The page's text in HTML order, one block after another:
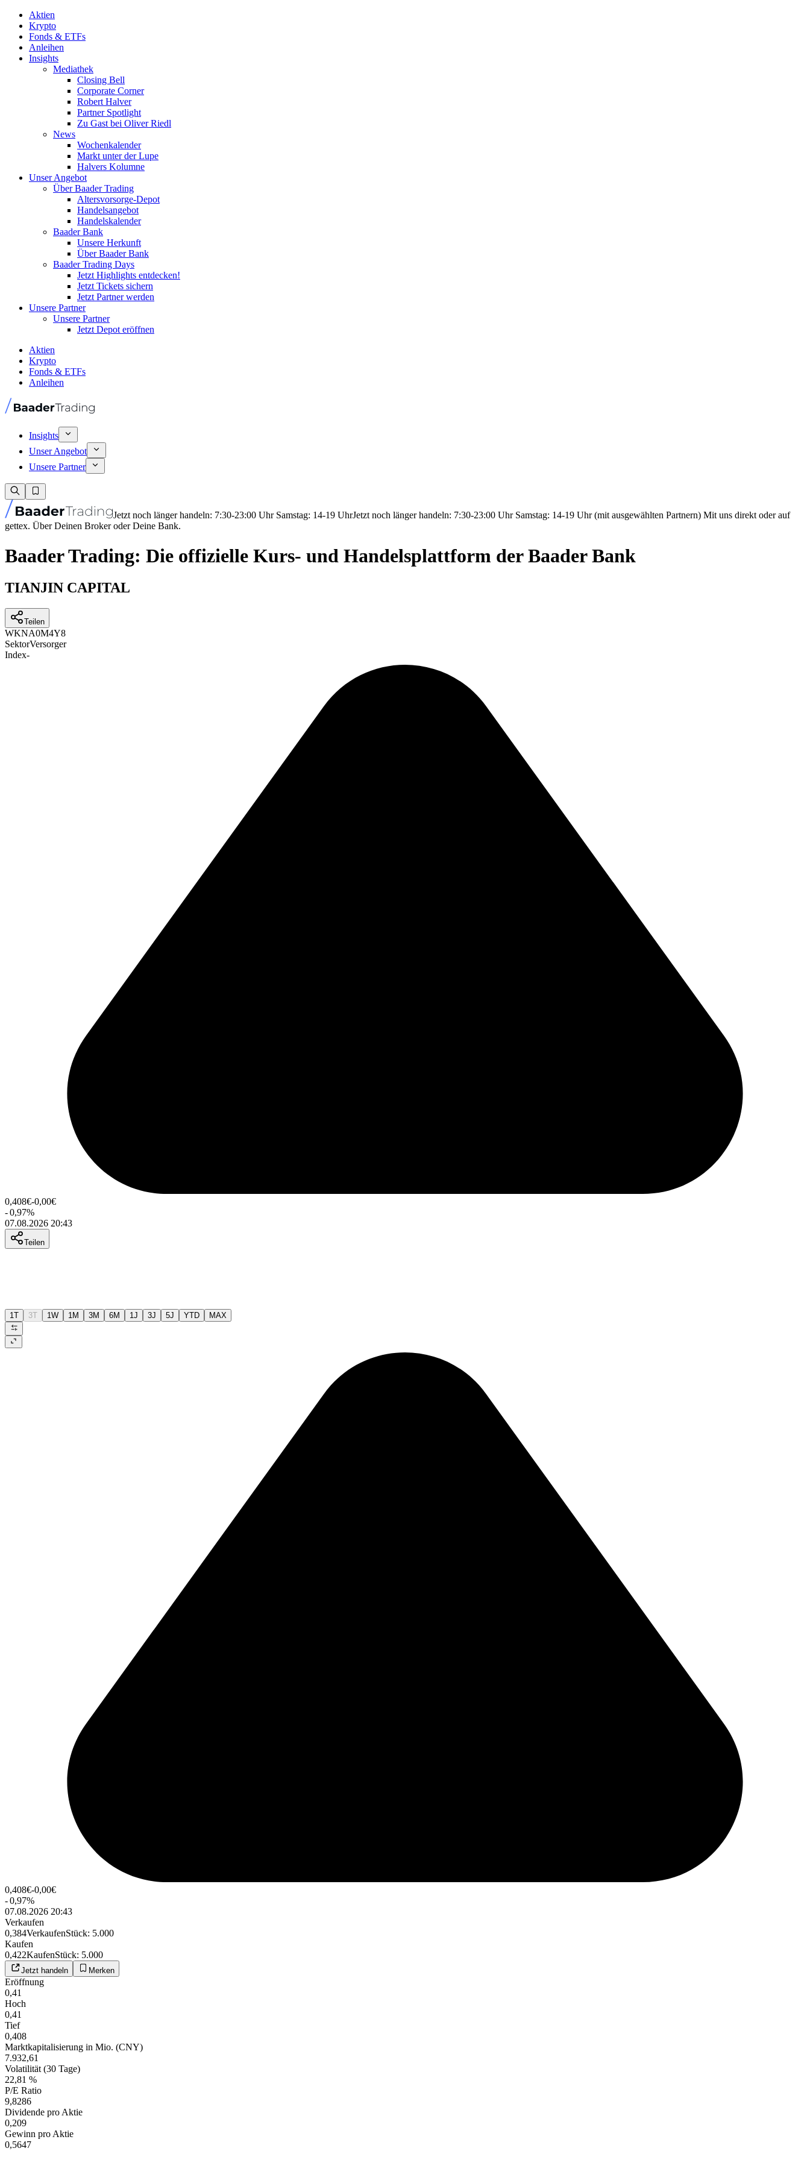
Aktien
Krypto
Fonds & ETFs
Anleihen
Insights
Mediathek
Closing Bell
Corporate Corner
Robert Halver
Partner Spotlight
Zu Gast bei Oliver Riedl
News
Wochenkalender
Markt unter der Lupe
Halvers Kolumne
Unser Angebot
Über Baader Trading
Altersvorsorge-Depot
Handelsangebot
Handelskalender
Baader Bank
Unsere Herkunft
Über Baader Bank
Baader Trading Days
Jetzt Highlights entdecken!
Jetzt Tickets sichern
Jetzt Partner werden
Unsere Partner
Unsere Partner
Jetzt Depot eröffnen
Aktien
Krypto
Fonds & ETFs
Anleihen
Insights
Unser Angebot
Unsere Partner
Jetzt noch länger handeln: 7:30-23:00 Uhr Samstag: 14-19 UhrJetzt noch länger handeln: 7:30-23:00 Uhr Samstag: 14-19 Uhr (mit ausgewählten Partnern) Mit uns direkt oder auf
gettex. Über Deinen Broker oder Deine Bank.
Baader Trading: Die offizielle Kurs- und Handelsplattform der Baader Bank
TIANJIN CAPITAL
Teilen
WKNA0M4Y8
SektorVersorger
Index-
0,408€-0,00€
-0,97%
07.08.2026 20:43
Teilen
1T 3T 1W 1M 3M 6M 1J 3J 5J YTD MAX
0,408€-0,00€
-0,97%
07.08.2026 20:43
Verkaufen
0,384VerkaufenStück: 5.000
Kaufen
0,422KaufenStück: 5.000
Jetzt handeln Merken
Eröffnung
0,41
Hoch
0,41
Tief
0,408
Marktkapitalisierung in Mio. (CNY)
7.932,61
Volatilität (30 Tage)
22,81 %
P/E Ratio
9,8286
Dividende pro Aktie
0,209
Gewinn pro Aktie
0,5647